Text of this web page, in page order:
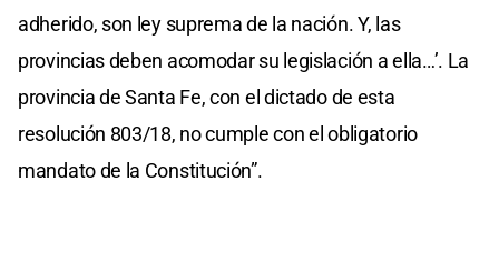
adherido, son ley suprema de la nación. Y, las
provincias deben acomodar su legislación a ella…’. La
provincia de Santa Fe, con el dictado de esta
resolución 803/18, no cumple con el obligatorio
mandato de la Constitución”.